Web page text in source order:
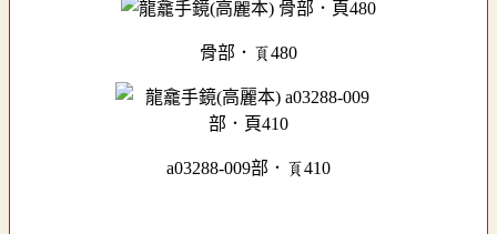
骨部．頁480
a03288-009部．頁410